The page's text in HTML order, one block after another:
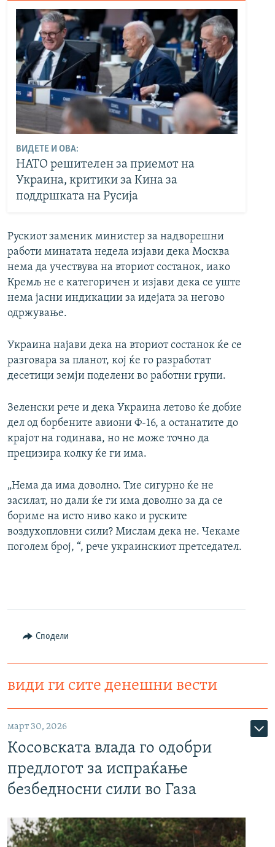
ВИДЕТЕ И ОВА:
НАТО решителен за приемот на
Украина, критики за Кина за
поддршката на Русија
Рускиот заменик министер за надворешни
работи минатата недела изјави дека Москва
нема да учествува на вториот состанок, иако
Кремљ не е категоричен и изјави дека се уште
нема јасни индикации за идејата за негово
одржување.
Украина најави дека на вториот состанок ќе се
разговара за планот, кој ќе го разработат
десетици земји поделени во работни групи.
Зеленски рече и дека Украина летово ќе добие
дел од борбените авиони Ф-16, а останатите до
крајот на годинава, но не може точно да
прецизира колку ќе ги има.
„Нема да има доволно. Тие сигурно ќе не
засилат, но дали ќе ги има доволно за да се
бориме на исто ниво како и руските
воздухопловни сили? Мислам дека не. Чекаме
поголем број, “, рече украинскиот претседател.
Сподели
види ги сите денешни вести
март 30, 2026
Косовската влада го одобри
предлогот за испраќање
безбедносни сили во Газа